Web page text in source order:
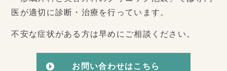
医が適切に診断・治療を行っています。
不安な症状がある方は早めにご相談ください。
お問い合わせはこちら